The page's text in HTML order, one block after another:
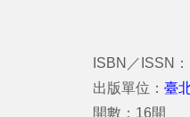
ISBN／ISSN：
出版單位：臺
開數：16開